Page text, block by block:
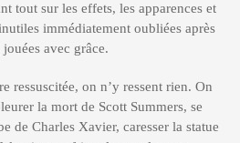
tout sur les effets, les apparences et
immédiatement oubliées après
avec grâce.
ressuscitée, on n’y ressent rien. On
la mort de Scott Summers, se
de Charles Xavier, caresser la statue